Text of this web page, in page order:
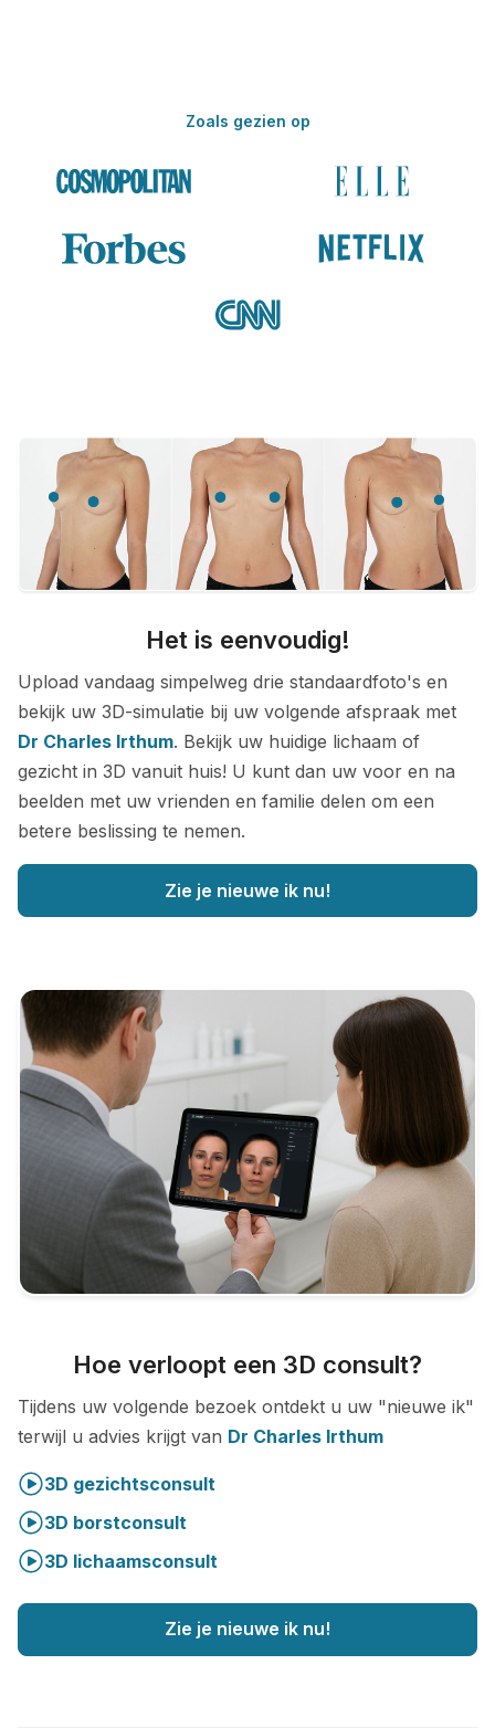
Zoals gezien op
Het is eenvoudig!
Upload vandaag simpelweg drie standaardfoto's en
bekijk uw 3D-simulatie bij uw volgende afspraak met
Dr Charles Irthum. Bekijk uw huidige lichaam of
gezicht in 3D vanuit huis! U kunt dan uw voor en na
beelden met uw vrienden en familie delen om een
betere beslissing te nemen.
Zie je nieuwe ik nu!
Hoe verloopt een 3D consult?
Tijdens uw volgende bezoek ontdekt u uw "nieuwe ik"
terwijl u advies krijgt van Dr Charles Irthum
3D gezichtsconsult
3D borstconsult
3D lichaamsconsult
Zie je nieuwe ik nu!